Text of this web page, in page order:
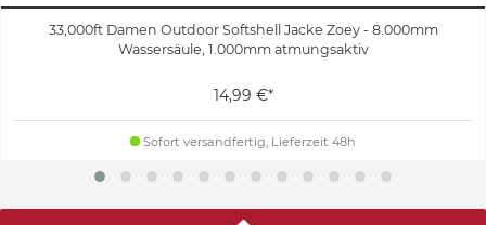
33,000ft Damen Outdoor Softshell Jacke Zoey - 8.000mm
Wassersäule, 1.000mm atmungsaktiv
14,99 €*
Sofort versandfertig, Lieferzeit 48h